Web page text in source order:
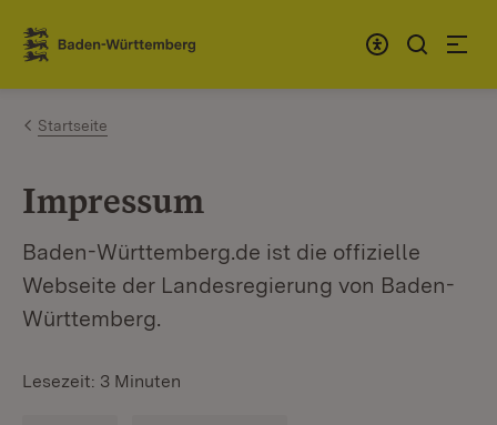
Zum Inhalt springen
Link zur Startseite
Startseite
Impressum
Baden-Württemberg.de ist die offizielle
Webseite der Landesregierung von Baden-
Württemberg.
Lesezeit: 3 Minuten